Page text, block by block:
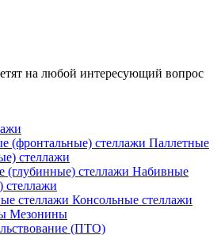
на любой интересующий вопрос
Паллетные
стеллажи
Набивные
стеллажи
Консольные стеллажи
Мезонины